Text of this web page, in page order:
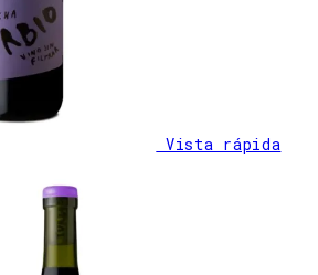
Vista rápida